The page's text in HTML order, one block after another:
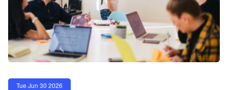
Tue Jun 30 2026